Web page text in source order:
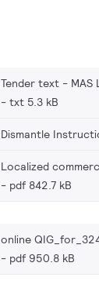
Tender text - MAS
txt 5.3 kB
Dismantle
Localized
pdf 842.7 kB
online
pdf 950.8 kB